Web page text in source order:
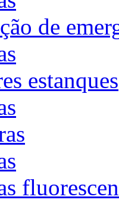
de
estanques